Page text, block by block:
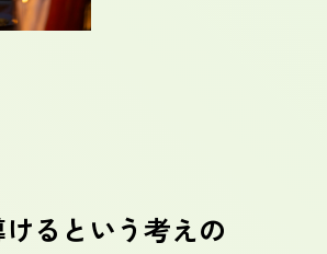
るという考えの